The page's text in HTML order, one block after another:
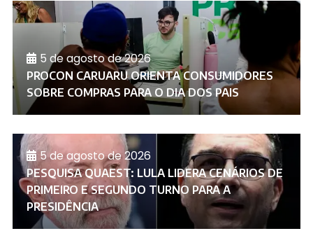
5 de agosto de 2026
PROCON CARUARU ORIENTA CONSUMIDORES
SOBRE COMPRAS PARA O DIA DOS PAIS
5 de agosto de 2026
PESQUISA QUAEST: LULA LIDERA CENÁRIOS DE
PRIMEIRO E SEGUNDO TURNO PARA A
PRESIDÊNCIA